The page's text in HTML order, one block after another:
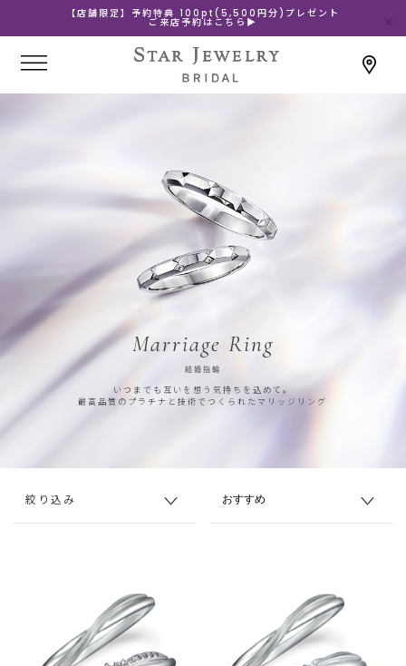
【店舗限定】予約特典 100pt(5,500円分)プレゼント
ご来店予約はこちら▶
Marriage Ring
結婚指輪
いつまでも互いを想う気持ちを込めて。
最高品質のプラチナと技術でつくられたマリッジリング
絞り込み